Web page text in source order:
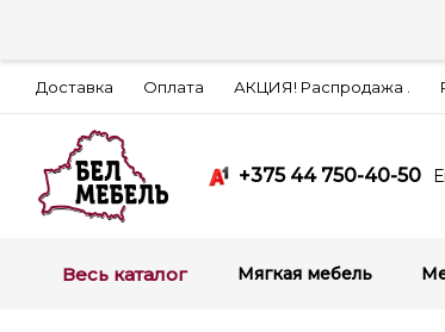
Доставка Оплата АКЦИЯ! Распродажа .
+375 44 750-40-50
Весь каталог Мягкая мебель